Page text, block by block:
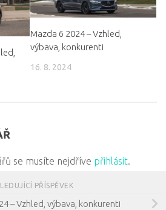
Mazda 6 2024 – Vzhled,
výbava, konkurenti
16. 8. 2024
se musíte nejdříve přihlásit.
PŘÍSPĚVEK
– Vzhled, výbava, konkurenti